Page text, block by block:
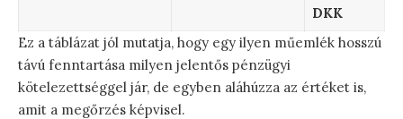
DKK
Ez a táblázat jól mutatja, hogy egy ilyen műemlék hosszú
távú fenntartása milyen jelentős pénzügyi
kötelezettséggel jár, de egyben aláhúzza az értéket is,
amit a megőrzés képvisel.